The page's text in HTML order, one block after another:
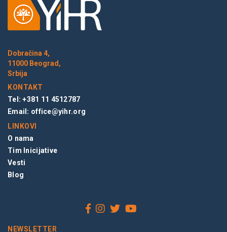
Dobračina 4,
11000 Beograd,
Srbija
KONTAKT
Tel: +381 11 4512787
Email: office@yihr.org
LINKOVI
O nama
Tim Inicijative
Vesti
Blog
NEWSLETTER